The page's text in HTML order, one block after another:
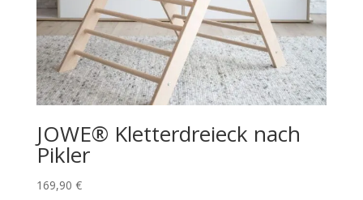
JOWE® Kletterdreieck nach
Pikler
169,90 €